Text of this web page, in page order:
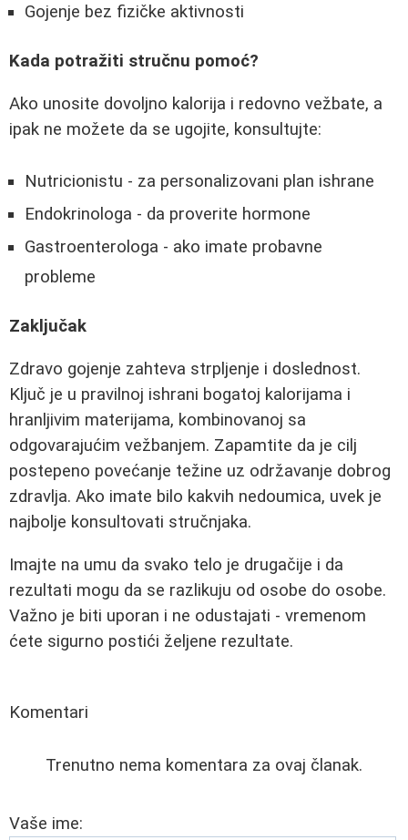
Gojenje bez fizičke aktivnosti
Kada potražiti stručnu pomoć?
Ako unosite dovoljno kalorija i redovno vežbate, a
ipak ne možete da se ugojite, konsultujte:
Nutricionistu - za personalizovani plan ishrane
Endokrinologa - da proverite hormone
Gastroenterologa - ako imate probavne
probleme
Zaključak
Zdravo gojenje zahteva strpljenje i doslednost.
Ključ je u pravilnoj ishrani bogatoj kalorijama i
hranljivim materijama, kombinovanoj sa
odgovarajućim vežbanjem. Zapamtite da je cilj
postepeno povećanje težine uz održavanje dobrog
zdravlja. Ako imate bilo kakvih nedoumica, uvek je
najbolje konsultovati stručnjaka.
Imajte na umu da svako telo je drugačije i da
rezultati mogu da se razlikuju od osobe do osobe.
Važno je biti uporan i ne odustajati - vremenom
ćete sigurno postići željene rezultate.
Komentari
Trenutno nema komentara za ovaj članak.
Vaše ime: